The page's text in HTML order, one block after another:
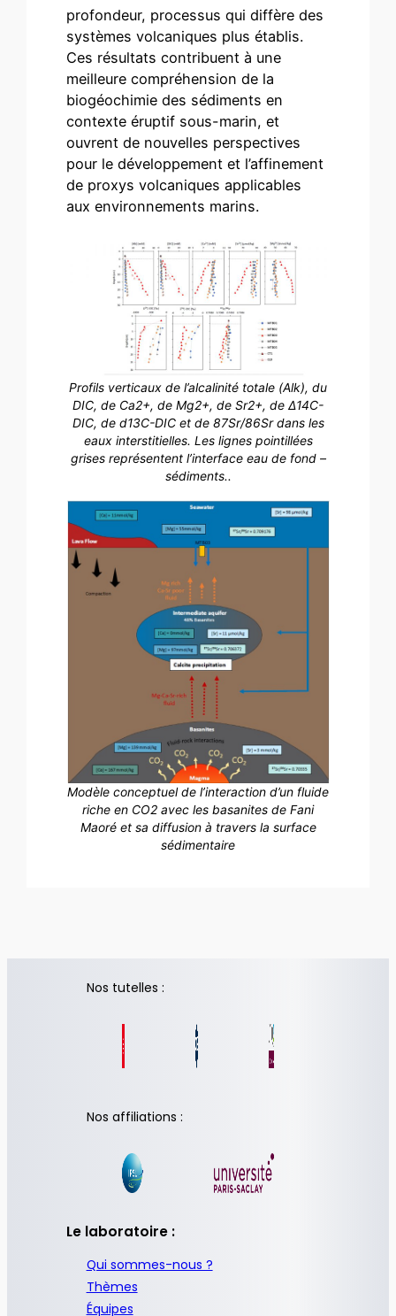
profondeur, processus qui diffère des
systèmes volcaniques plus établis.
Ces résultats contribuent à une
meilleure compréhension de la
biogéochimie des sédiments en
contexte éruptif sous-marin, et
ouvrent de nouvelles perspectives
pour le développement et l’affinement
de proxys volcaniques applicables
aux environnements marins.
Profils verticaux de l’alcalinité totale (Alk), du
DIC, de Ca2+, de Mg2+, de Sr2+, de ∆14C-
DIC, de d13C-DIC et de 87Sr/86Sr dans les
eaux interstitielles. Les lignes pointillées
grises représentent l’interface eau de fond –
sédiments..
Modèle conceptuel de l’interaction d’un fluide
riche en CO2 avec les basanites de Fani
Maoré et sa diffusion à travers la surface
sédimentaire
Nos tutelles :
Nos affiliations :
Le laboratoire :
Qui sommes-nous ?
Thèmes
Équipes